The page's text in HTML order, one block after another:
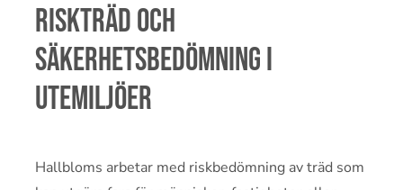
Riskträd och
säkerhetsbedömning i
utemiljöer
Hallbloms arbetar med riskbedömning av träd som